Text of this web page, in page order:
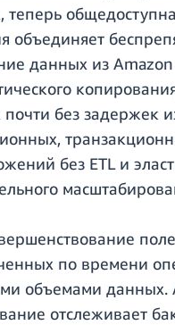
теперь
объединяет
данных из
без задержек
без ETL и
по времени
объемами данных.
отслеживает